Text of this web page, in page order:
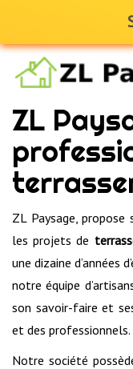
ZL
ZL Paysage,
les projets de
une dizaine d’années
notre équipe
son savoir-faire et
et des professionnels.
Notre société